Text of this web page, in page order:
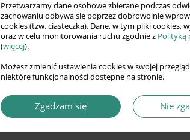
Przetwarzamy dane osobowe zbierane podczas
zachowaniu odbywa się poprzez dobrowolnie
cookies (tzw. ciasteczka). Dane, w tym pliki cookies,
oraz w celu monitorowania ruchu zgodnie z Polityką
(więcej).
Możesz zmienić ustawienia cookies w swojej
niektóre funkcjonalności dostępne na stronie.
Zgadzam się Nie